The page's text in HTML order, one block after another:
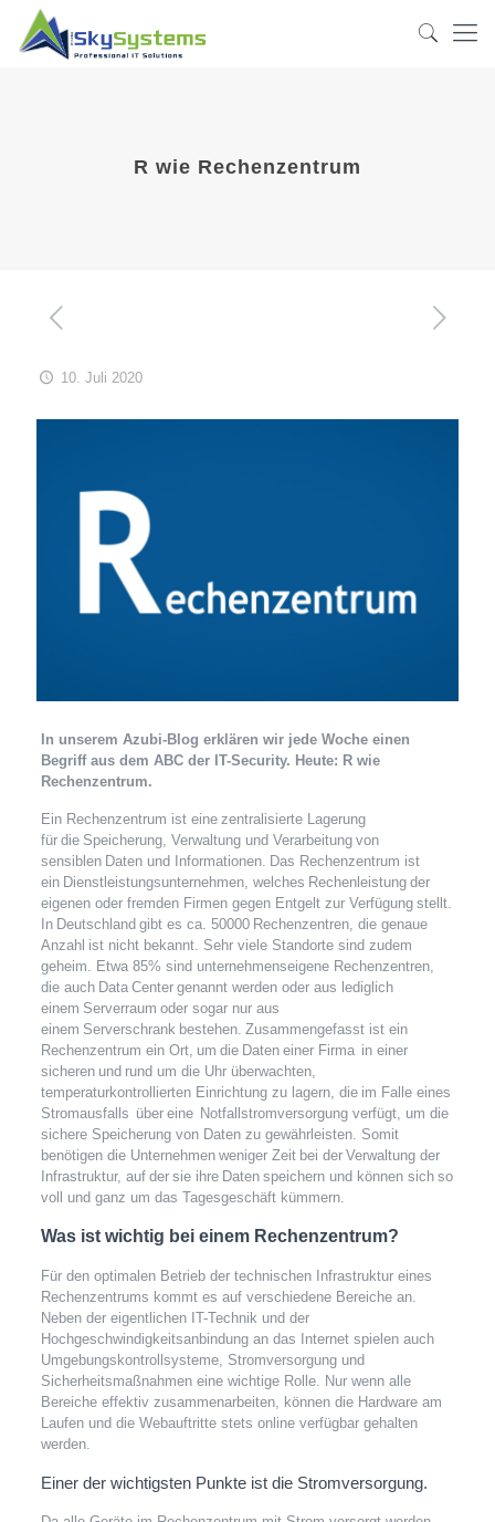
R wie Rechenzentrum
10. Juli 2020
In unserem Azubi-Blog erklären wir jede Woche einen
Begriff aus dem ABC der IT-Security. Heute: R wie
Rechenzentrum.
Ein Rechenzentrum ist eine zentralisierte Lagerung
für die Speicherung, Verwaltung und Verarbeitung von
sensiblen Daten und Informationen. Das Rechenzentrum ist
ein Dienstleistungsunternehmen, welches Rechenleistung der
eigenen oder fremden Firmen gegen Entgelt zur Verfügung stellt.
In Deutschland gibt es ca. 50000 Rechenzentren, die genaue
Anzahl ist nicht bekannt. Sehr viele Standorte sind zudem
geheim. Etwa 85% sind unternehmenseigene Rechenzentren,
die auch Data Center genannt werden oder aus lediglich
einem Serverraum oder sogar nur aus
einem Serverschrank bestehen. Zusammengefasst ist ein
Rechenzentrum ein Ort, um die Daten einer Firma in einer
sicheren und rund um die Uhr überwachten,
temperaturkontrollierten Einrichtung zu lagern, die im Falle eines
Stromausfalls über eine Notfallstromversorgung verfügt, um die
sichere Speicherung von Daten zu gewährleisten. Somit
benötigen die Unternehmen weniger Zeit bei der Verwaltung der
Infrastruktur, auf der sie ihre Daten speichern und können sich so
voll und ganz um das Tagesgeschäft kümmern.
Was ist wichtig bei einem Rechenzentrum?
Für den optimalen Betrieb der technischen Infrastruktur eines
Rechenzentrums kommt es auf verschiedene Bereiche an.
Neben der eigentlichen IT-Technik und der
Hochgeschwindigkeitsanbindung an das Internet spielen auch
Umgebungskontrollsysteme, Stromversorgung und
Sicherheitsmaßnahmen eine wichtige Rolle. Nur wenn alle
Bereiche effektiv zusammenarbeiten, können die Hardware am
Laufen und die Webauftritte stets online verfügbar gehalten
werden.
Einer der wichtigsten Punkte ist die Stromversorgung.